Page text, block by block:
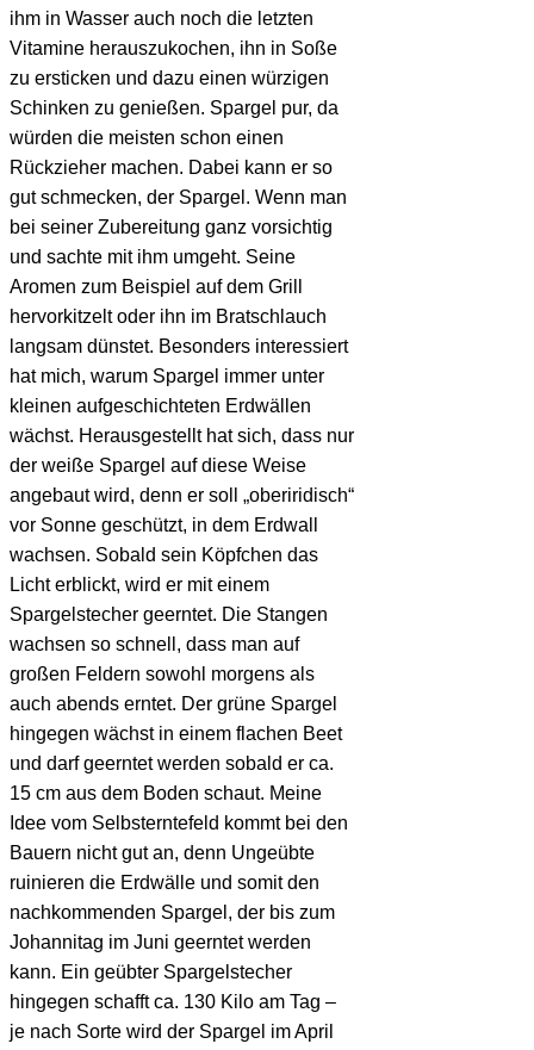
ihm in Wasser auch noch die letzten
Vitamine herauszukochen, ihn in Soße
zu ersticken und dazu einen würzigen
Schinken zu genießen. Spargel pur, da
würden die meisten schon einen
Rückzieher machen. Dabei kann er so
gut schmecken, der Spargel. Wenn man
bei seiner Zubereitung ganz vorsichtig
und sachte mit ihm umgeht. Seine
Aromen zum Beispiel auf dem Grill
hervorkitzelt oder ihn im Bratschlauch
langsam dünstet. Besonders interessiert
hat mich, warum Spargel immer unter
kleinen aufgeschichteten Erdwällen
wächst. Herausgestellt hat sich, dass nur
der weiße Spargel auf diese Weise
angebaut wird, denn er soll „oberiridisch“
vor Sonne geschützt, in dem Erdwall
wachsen. Sobald sein Köpfchen das
Licht erblickt, wird er mit einem
Spargelstecher geerntet. Die Stangen
wachsen so schnell, dass man auf
großen Feldern sowohl morgens als
auch abends erntet. Der grüne Spargel
hingegen wächst in einem flachen Beet
und darf geerntet werden sobald er ca.
15 cm aus dem Boden schaut. Meine
Idee vom Selbsterntefeld kommt bei den
Bauern nicht gut an, denn Ungeübte
ruinieren die Erdwälle und somit den
nachkommenden Spargel, der bis zum
Johannitag im Juni geerntet werden
kann. Ein geübter Spargelstecher
hingegen schafft ca. 130 Kilo am Tag –
je nach Sorte wird der Spargel im April